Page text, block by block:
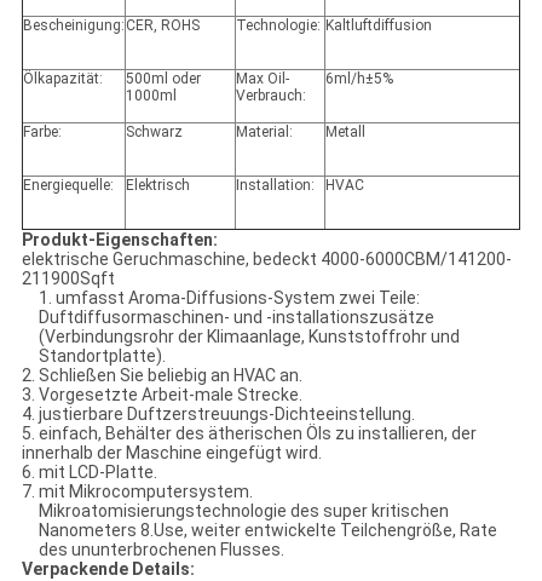
Bescheinigung: CER, ROHS Technologie: Kaltluftdiffusion
Ölkapazität:
500ml oder
1000ml
Max Oil-
Verbrauch:
6ml/h±5%
Farbe: Schwarz Material: Metall
Energiequelle: Elektrisch Installation: HVAC
Produkt-Eigenschaften:
elektrische Geruchmaschine, bedeckt 4000-6000CBM/141200-
211900Sqft
1. umfasst Aroma-Diffusions-System zwei Teile:
Duftdiffusormaschinen- und -installationszusätze
(Verbindungsrohr der Klimaanlage, Kunststoffrohr und
Standortplatte).
2. Schließen Sie beliebig an HVAC an.
3. Vorgesetzte Arbeit-male Strecke.
4. justierbare Duftzerstreuungs-Dichteeinstellung.
5. einfach, Behälter des ätherischen Öls zu installieren, der
innerhalb der Maschine eingefügt wird.
6. mit LCD-Platte.
7. mit Mikrocomputersystem.
Mikroatomisierungstechnologie des super kritischen
Nanometers 8.Use, weiter entwickelte Teilchengröße, Rate
des ununterbrochenen Flusses.
Verpackende Details: